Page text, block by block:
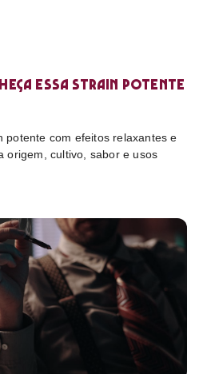
essa strain potente
potente com efeitos relaxantes e
origem, cultivo, sabor e usos